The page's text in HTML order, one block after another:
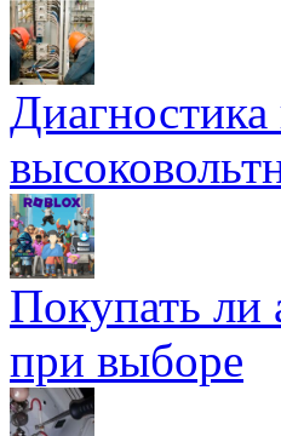
Покупать ли
при выборе